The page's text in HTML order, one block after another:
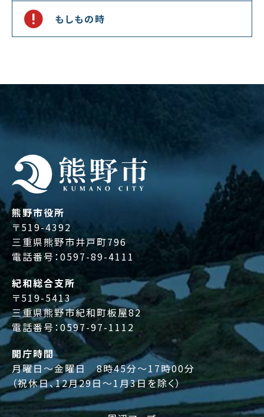
もしもの時
熊野市役所
〒519-4392
三重県熊野市井戸町796
電話番号：0597-89-4111
紀和総合支所
〒519-5413
三重県熊野市紀和町板屋82
電話番号：0597-97-1112
開庁時間
月曜日～金曜日 8時45分～17時00分
（祝休日、12月29日～1月3日を除く）